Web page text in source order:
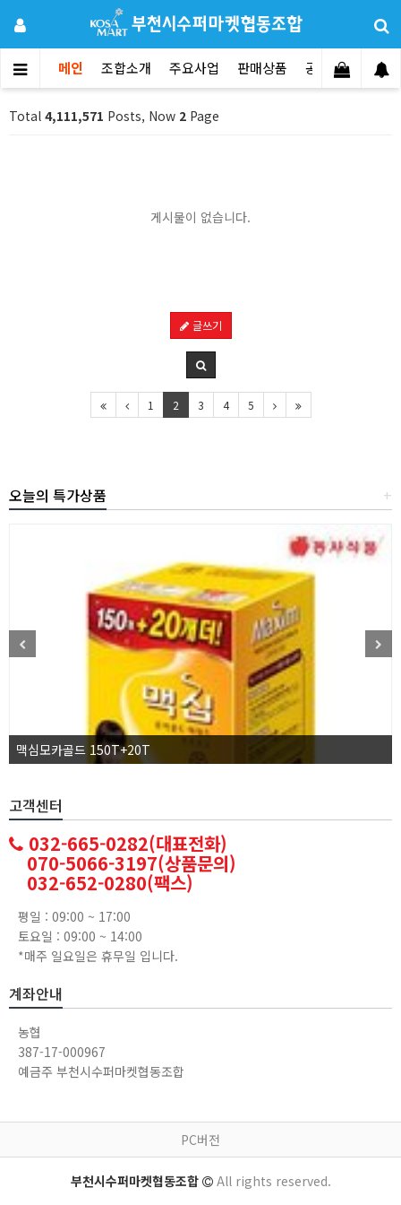
메인 조합소개 주요사업 판매상품 공지사항 문
Total 4,111,571 Posts, Now 2 Page
게시물이 없습니다.
글쓰기
1 2 3 4 5
+
오늘의 특가상품
맥심모카골드 150T+20T
고객센터
032-665-0282(대표전화)
070-5066-3197(상품문의)
032-652-0280(팩스)
평일 : 09:00 ~ 17:00
토요일 : 09:00 ~ 14:00
*매주 일요일은 휴무일 입니다.
계좌안내
농협
387-17-000967
예금주 부천시수퍼마켓협동조합
PC버전
부천시수퍼마켓협동조합 All rights reserved.